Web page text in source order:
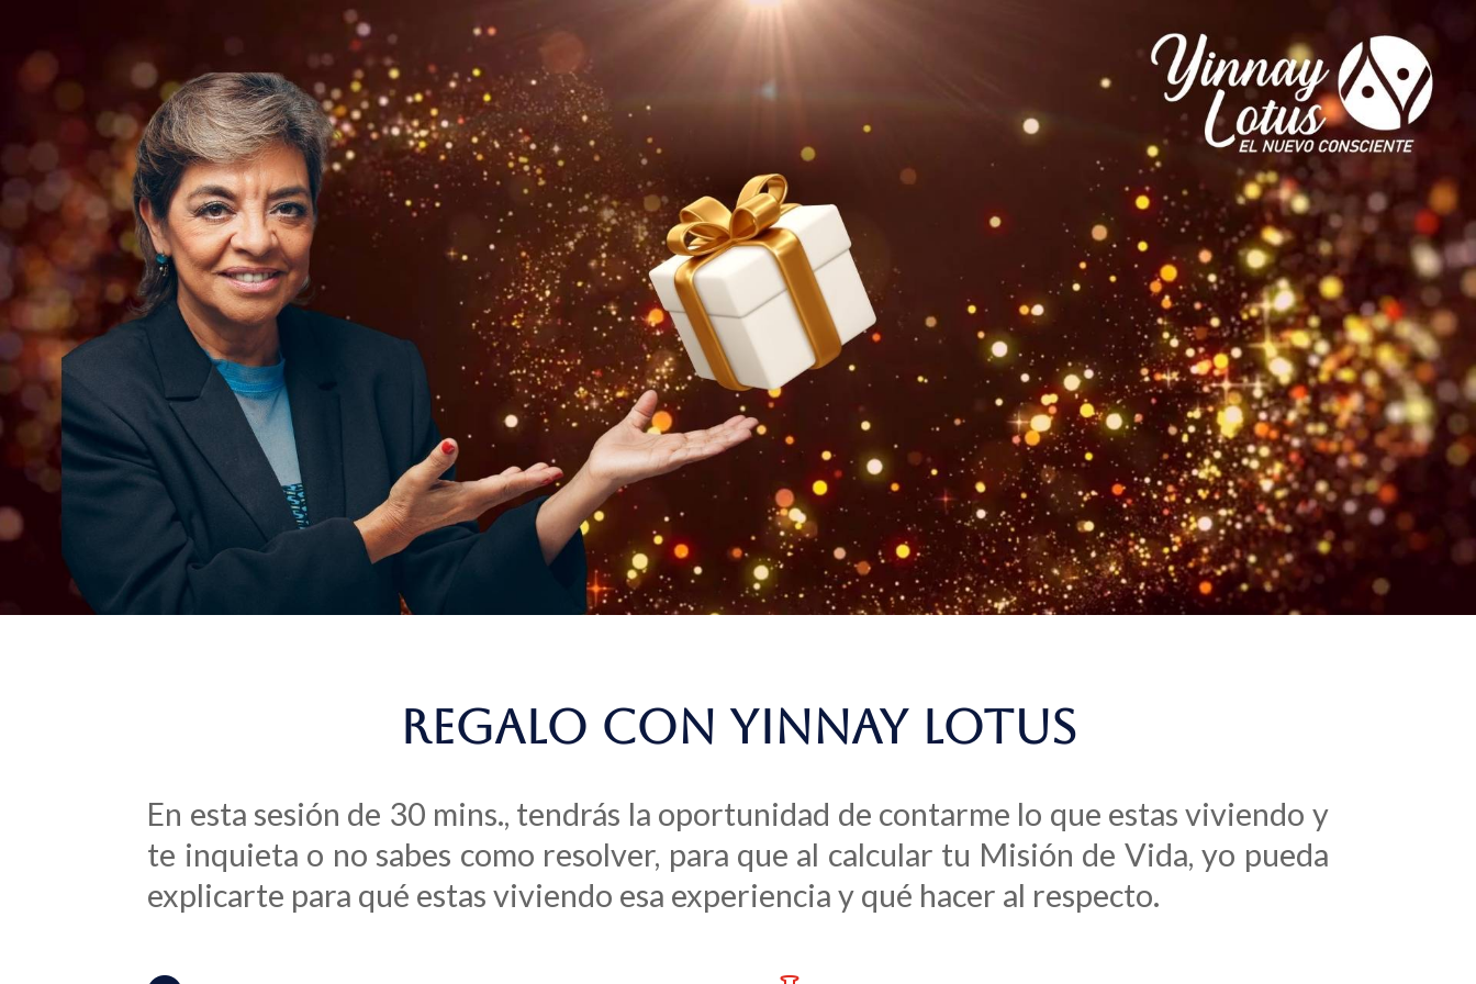
REGALO CON YINNAY LOTUS
En esta sesión de 30 mins., tendrás la oportunidad de contarme lo que estas viviendo y
te inquieta o no sabes como resolver, para que al calcular tu Misión de Vida, yo pueda
explicarte para qué estas viviendo esa experiencia y qué hacer al respecto.